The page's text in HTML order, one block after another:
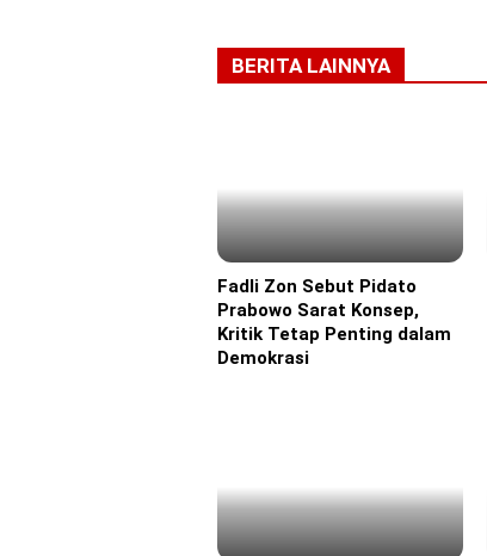
BERITA LAINNYA
Headline
Fadli Zon Sebut Pidato
Prabowo Sarat Konsep,
Kritik Tetap Penting dalam
Demokrasi